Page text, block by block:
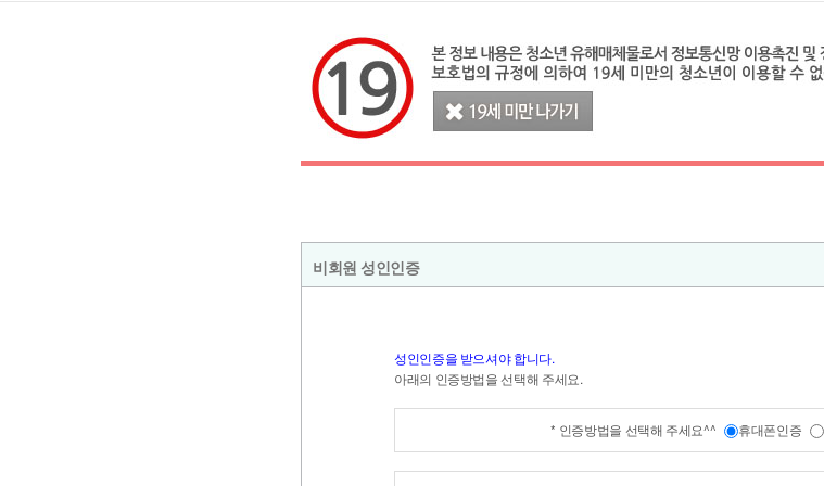
비회원 성인인증
성인인증을 받으셔야 합니다.
아래의 인증방법을 선택해 주세요.
* 인증방법을 선택해 주세요^^ 휴대폰인증